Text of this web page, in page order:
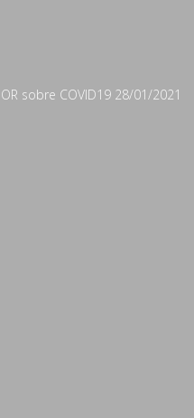
sobre COVID19 28/01/2021